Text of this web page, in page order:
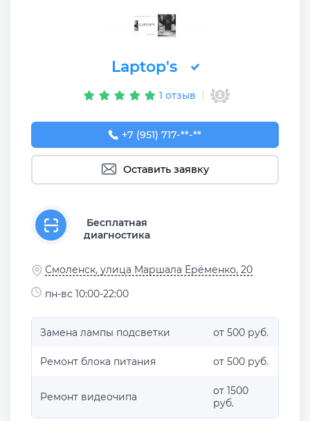
Laptop's
1 отзыв
+7 (951) 717-73-37
+7 (951) 717-**-**
Оставить заявку
Бесплатная
диагностика
Смоленск, улица Маршала Ерёменко, 20
пн-вс 10:00-22:00
Замена лампы подсветки от 500 руб.
Ремонт блока питания от 500 руб.
Ремонт видеочипа
от 1500
руб.